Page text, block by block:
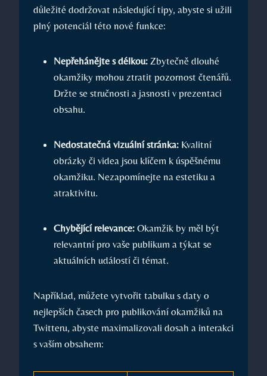
důležité dodržovat následující tipy, abyste si užili
plný potenciál této nové funkce:
Nepřehánějte s délkou: Zbytečně dlouhé
okamžiky mohou ztratit pozornost čtenářů.
Držte se stručnosti a jasnosti v prezentaci
obsahu.
Nedostatečná vizuální stránka: Kvalitní
obrázky či videa jsou klíčem k úspěšnému
okamžiku. Nezapomínejte na estetiku a
atraktivitu.
Chybějící relevance: Okamžik by měl být
relevantní pro vaše publikum a týkat se
aktuálních událostí či témat.
Například, můžete vytvořit tabulku s daty o
nejlepších časech pro publikování okamžiků na
Twitteru, abyste maximalizovali dosah a interakci
s vaším obsahem: